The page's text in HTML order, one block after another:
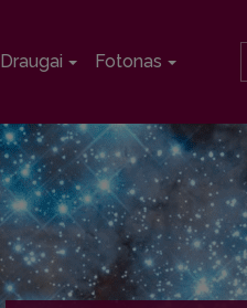
Draugai Fotonas